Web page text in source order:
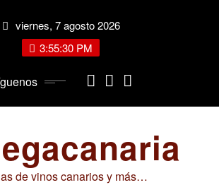
viernes, 7 agosto 2026
3:55:30 PM
de vinos canarios y más…